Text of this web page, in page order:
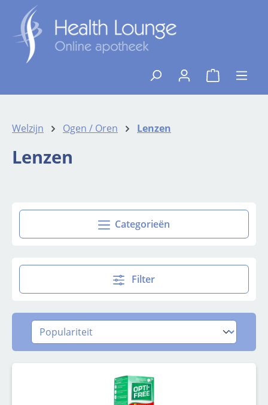
Ga naar de hoofdinhoud
{1}De
Welzijn Ogen / Oren Lenzen
Lenzen
Categorieën
Filter